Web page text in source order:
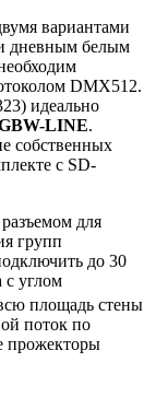
вариантами
дневным белым
DMX512.
идеально
LINE.
собственных
с SD-
для
групп
до 30
углом
площадь стены
поток по
прожекторы